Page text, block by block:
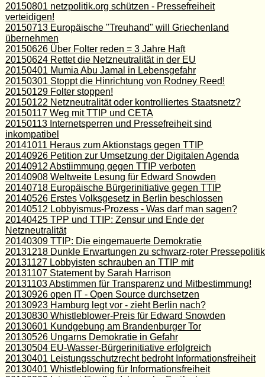
20150801 netzpolitik.org schützen - Pressefreiheit
verteidigen!
20150713 Europäische "Treuhand" will Griechenland
übernehmen
20150626 Über Folter reden = 3 Jahre Haft
20150624 Rettet die Netzneutralität in der EU
20150401 Mumia Abu Jamal in Lebensgefahr
20150301 Stoppt die Hinrichtung von Rodney Reed!
20150129 Folter stoppen!
20150122 Netzneutralität oder kontrolliertes Staatsnetz?
20150117 Weg mit TTIP und CETA
20150113 Internetsperren und Pressefreiheit sind
inkompatibel
20141011 Heraus zum Aktionstags gegen TTIP
20140926 Petition zur Umsetzung der Digitalen Agenda
20140912 Abstiimmung gegen TTIP verboten
20140908 Weltweite Lesung für Edward Snowden
20140718 Europäische Bürgerinitiative gegen TTIP
20140526 Erstes Volksgesetz in Berlin beschlossen
20140512 Lobbyismus-Prozess - Was darf man sagen?
20140425 TPP und TTIP: Zensur und Ende der
Netzneutralität
20140309 TTIP: Die eingemauerte Demokratie
20131218 Dunkle Erwartungen zu schwarz-roter Pressepolitik
20131127 Lobbyisten schrauben an TTIP mit
20131107 Statement by Sarah Harrison
20131103 Abstimmen für Transparenz und Mitbestimmung!
20130926 open IT - Open Source durchsetzen
20130923 Hamburg legt vor - zieht Berlin nach?
20130830 Whistleblower-Preis für Edward Snowden
20130601 Kundgebung am Brandenburger Tor
20130526 Ungarns Demokratie in Gefahr
20130504 EU-Wasser-Bürgerinitiative erfolgreich
20130401 Leistungsschutzrecht bedroht Informationsfreiheit
20130401 Whistleblowing für Informationsfreiheit